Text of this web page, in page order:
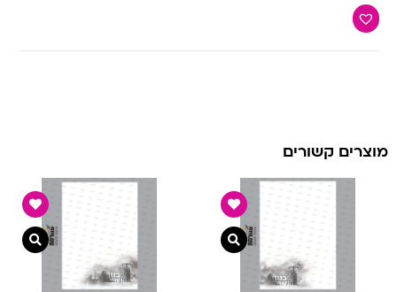
מוצרים קשורים